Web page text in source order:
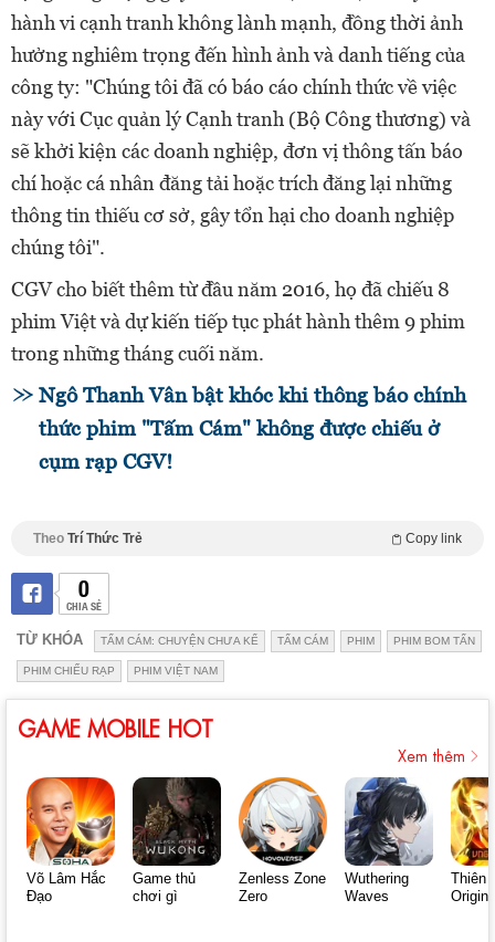
hành vi cạnh tranh không lành mạnh, đồng thời ảnh
hưởng nghiêm trọng đến hình ảnh và danh tiếng của
công ty: "Chúng tôi đã có báo cáo chính thức về việc
này với Cục quản lý Cạnh tranh (Bộ Công thương) và
sẽ khởi kiện các doanh nghiệp, đơn vị thông tấn báo
chí hoặc cá nhân đăng tải hoặc trích đăng lại những
thông tin thiếu cơ sở, gây tổn hại cho doanh nghiệp
chúng tôi".
CGV cho biết thêm từ đầu năm 2016, họ đã chiếu 8
phim Việt và dự kiến tiếp tục phát hành thêm 9 phim
trong những tháng cuối năm.
Ngô Thanh Vân bật khóc khi thông báo chính
thức phim "Tấm Cám" không được chiếu ở
cụm rạp CGV!
Theo Trí Thức Trẻ Copy link
0
CHIA SẺ
TỪ KHÓA TẤM CÁM: CHUYỆN CHƯA KỂ TẤM CÁM PHIM PHIM BOM TẤN
PHIM CHIẾU RẠP PHIM VIỆT NAM
GAME MOBILE HOT
Xem thêm
Võ Lâm Hắc
Đạo
Game thủ
chơi gì
Zenless Zone
Zero
Wuthering
Waves
Thiên
Origin